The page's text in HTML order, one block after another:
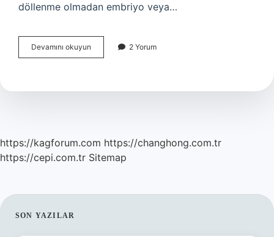
döllenme olmadan embriyo veya…
Devamını okuyun Çiçeksiz
Bitkiler
7
2 Yorum
https://kagforum.com https://changhong.com.tr
https://cepi.com.tr Sitemap
SIDEBAR
SON YAZILAR